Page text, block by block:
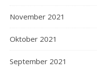
November 2021
Oktober 2021
September 2021